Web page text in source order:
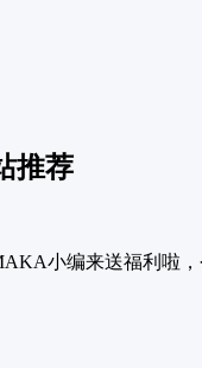
推荐
小编来送福利啦